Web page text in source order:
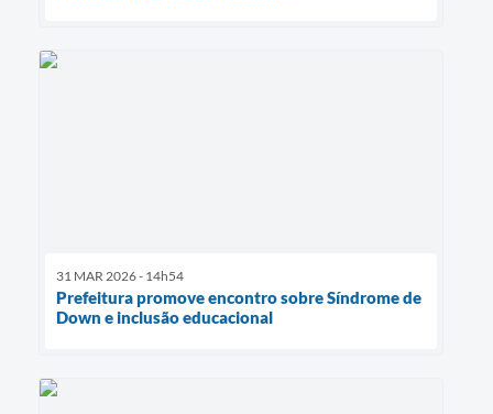
31 MAR 2026 - 14h54
Prefeitura promove encontro sobre Síndrome de
Down e inclusão educacional